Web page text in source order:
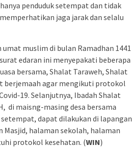
penduduk setempat dan tidak
jaga jarak dan selalu
muslim di bulan Ramadhan 1441
edaran ini menyepakati beberapa
bersama, Shalat Taraweh, Shalat
berjemaah agar mengikuti protokol
19. Selanjutnya, Ibadah Shalat
di maisng-masing desa bersama
dapat dilakukan di lapangan
halaman sekolah, halaman
protokol kesehatan. (WIN)